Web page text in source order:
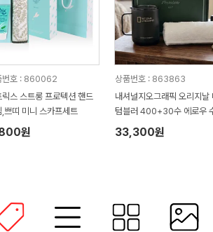
번호 : 860062
릭스 스트롱 프로텍션 핸드
,쁘띠 미니 스카프세트
원
상품번호 : 863863
내셔널지오그래픽 오리지날
텀블러 400+30수 에로우
타올 텀블러세트 NL08
33,300원